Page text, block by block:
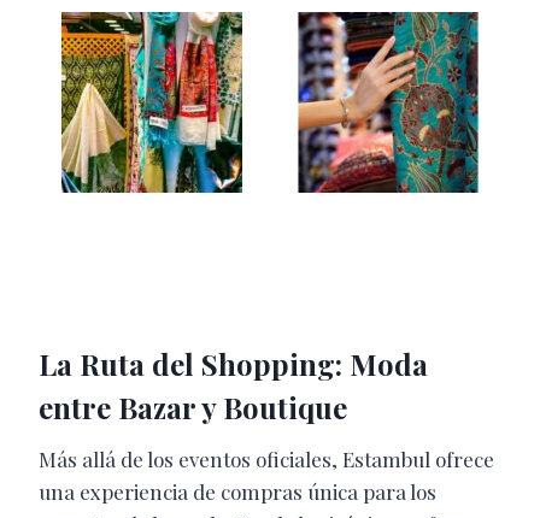
La Ruta del Shopping: Moda
entre Bazar y Boutique
Más allá de los eventos oficiales, Estambul ofrece
una experiencia de compras única para los